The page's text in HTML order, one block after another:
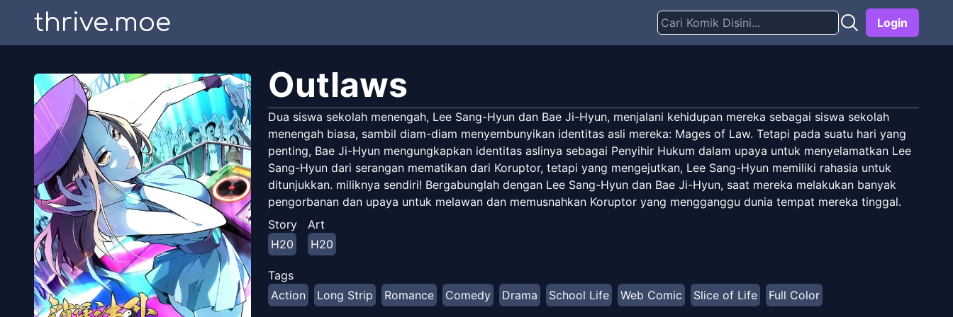
thrive.moe Login
Outlaws
Dua siswa sekolah menengah, Lee Sang-Hyun dan Bae Ji-Hyun, menjalani kehidupan mereka sebagai siswa sekolah
menengah biasa, sambil diam-diam menyembunyikan identitas asli mereka: Mages of Law. Tetapi pada suatu hari yang
penting, Bae Ji-Hyun mengungkapkan identitas aslinya sebagai Penyihir Hukum dalam upaya untuk menyelamatkan Lee
Sang-Hyun dari serangan mematikan dari Koruptor, tetapi yang mengejutkan, Lee Sang-Hyun memiliki rahasia untuk
ditunjukkan. miliknya sendiri! Bergabunglah dengan Lee Sang-Hyun dan Bae Ji-Hyun, saat mereka melakukan banyak
pengorbanan dan upaya untuk melawan dan memusnahkan Koruptor yang mengganggu dunia tempat mereka tinggal.
Story
H20
Art
H20
Tags
Action
Long Strip Romance Comedy Drama School Life Web Comic Slice of Life Full Color